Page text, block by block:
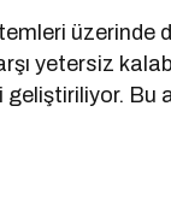
üzerinde
yetersiz
Bu